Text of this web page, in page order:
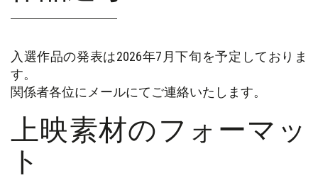
入選作品の発表は2026年7月下旬を予定しておりま
す。
関係者各位にメールにてご連絡いたします。
上映素材のフォーマッ
ト